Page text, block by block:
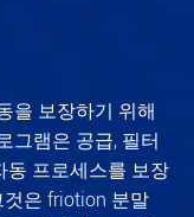
을 보장하기 위해
그램은 공급, 필터
동 프로세스를 보장
은 friotion 분말